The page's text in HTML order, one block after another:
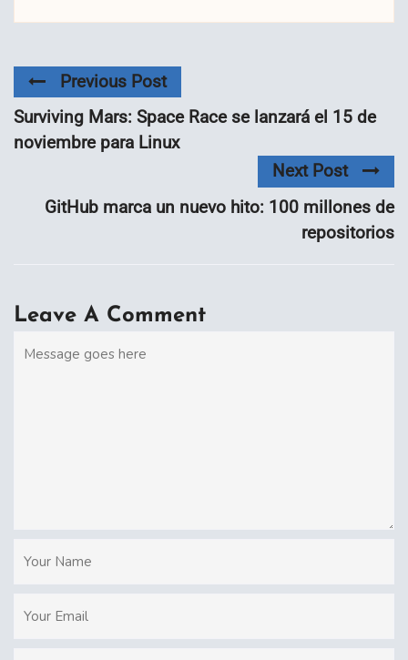
Previous Post
Surviving Mars: Space Race se lanzará el 15 de
noviembre para Linux
Next Post
GitHub marca un nuevo hito: 100 millones de
repositorios
Leave A Comment